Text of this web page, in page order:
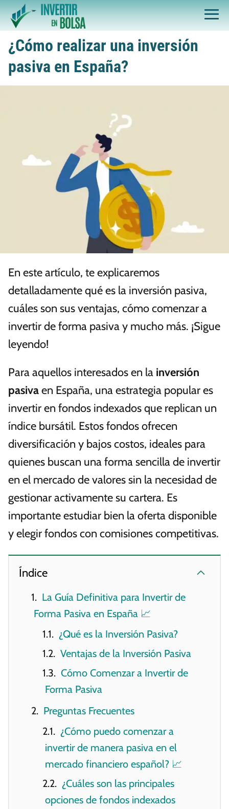
¿Cómo realizar una inversión
pasiva en España?
En este artículo, te explicaremos
detalladamente qué es la inversión pasiva,
cuáles son sus ventajas, cómo comenzar a
invertir de forma pasiva y mucho más. ¡Sigue
leyendo!
Para aquellos interesados en la inversión
pasivaen España, una estrategia popular es
invertir en fondos indexados que replican un
índice bursátil. Estos fondos ofrecen
diversificación y bajos costos, ideales para
quienes buscan una forma sencilla de invertir
en el mercado de valores sin la necesidad de
gestionar activamente su cartera. Es
importante estudiar bien la oferta disponible
y elegir fondos con comisiones competitivas.
Índice
La Guía Definitiva para Invertir de
Forma Pasiva en España 📈
¿Qué es la Inversión Pasiva?
Ventajas de la Inversión Pasiva
Cómo Comenzar a Invertir de
Forma Pasiva
Preguntas Frecuentes
¿Cómo puedo comenzar a
invertir de manera pasiva en el
mercado financiero español? 📈
¿Cuáles son las principales
opciones de fondos indexados